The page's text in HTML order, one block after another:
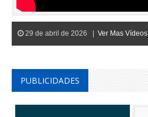
29 de abril de 2026 | Ver Mas Vídeos
PUBLICIDADES